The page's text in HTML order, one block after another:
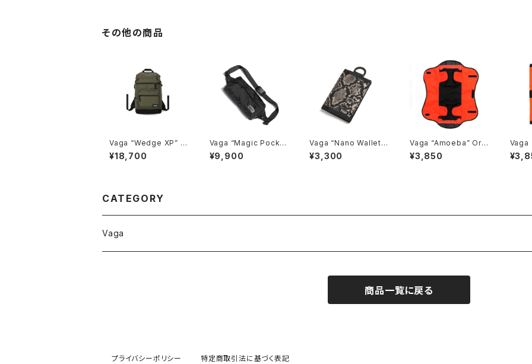
その他の商品
Vaga “Wedge XP” D
ark Olive
¥18,700
Vaga “Magic Pocket
Evo.” U Black
¥9,900
Vaga “Nano Wallet”,
Serpentine Black
¥3,300
Vaga “Amoeba” Ora
nge/Black
¥3,850
Vaga
op
CATEGORY
Vaga
商品一覧に戻る
プライバシーポリシー 特定商取引法に基づく表記